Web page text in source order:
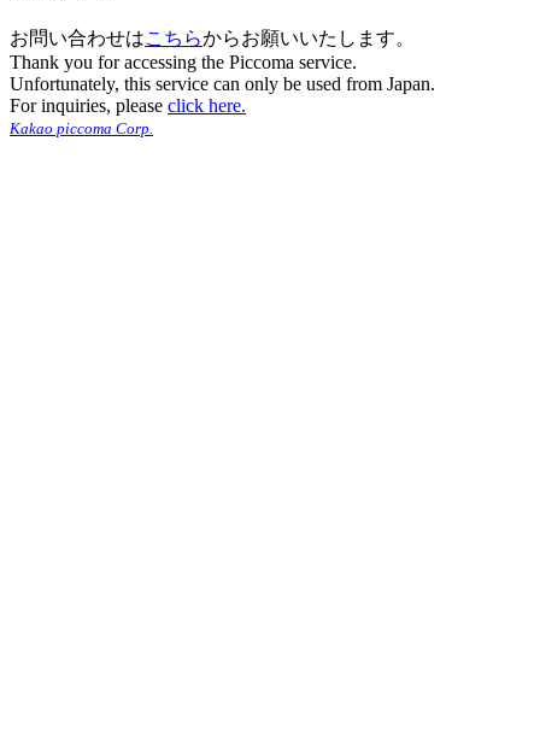
お問い合わせはこちらからお願いいたします。
Thank you for accessing the Piccoma service.
Unfortunately, this service can only be used from Japan.
For inquiries, please click here.
Kakao piccoma Corp.